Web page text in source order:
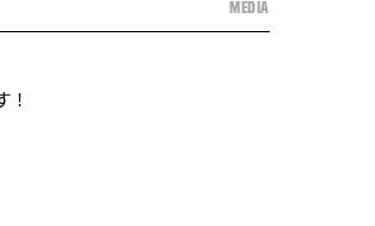
MEDIA